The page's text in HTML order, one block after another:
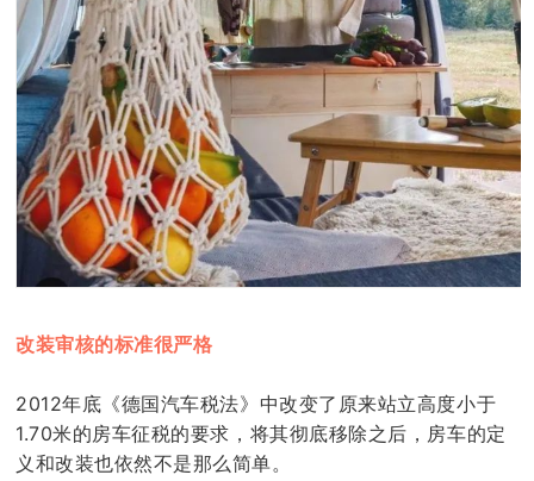
改装审核的标准很严格
2012年底《德国汽车税法》中改变了原来站立高度小于
1.70米的房车征税的要求，将其彻底移除之后，房车的定
义和改装也依然不是那么简单。